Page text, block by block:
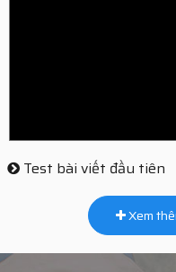
Test bài viết đầu tiên
Xem